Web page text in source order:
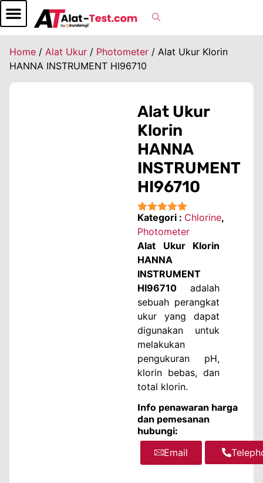
Home / Alat Ukur / Photometer / Alat Ukur Klorin
HANNA INSTRUMENT HI96710
Alat Ukur
Klorin
HANNA
INSTRUMENT
HI96710
★★★★★
Kategori : Chlorine,
Photometer
Alat Ukur Klorin
HANNA
INSTRUMENT
HI96710 adalah
sebuah perangkat
ukur yang dapat
digunakan untuk
melakukan
pengukuran pH,
klorin bebas, dan
total klorin.
Info penawaran harga
dan pemesanan
hubungi:
Email